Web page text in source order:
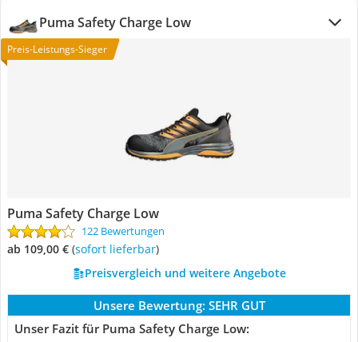
Puma Safety Charge Low
Preis-Leistungs-Sieger
Puma Safety Charge Low
122 Bewertungen
ab 109,00 € ( Sofort lieferbar)
Preisvergleich und weitere Angebote
Unsere Bewertung: SEHR GUT
Unser Fazit für Puma Safety Charge Low: